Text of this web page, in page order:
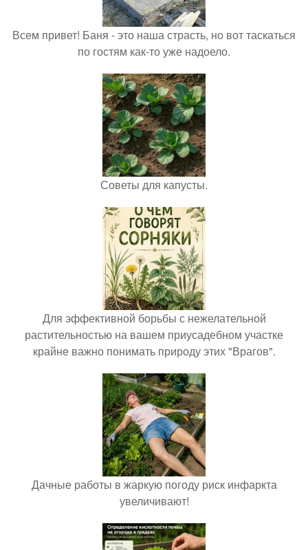
Всем привет! Баня - это наша страсть, но вот таскаться
по гостям как-то уже надоело.
Советы для капусты.
Для эффективной борьбы с нежелательной
растительностью на вашем приусадебном участке
крайне важно понимать природу этих "Врагов".
Дачные работы в жаркую погоду риск инфаркта
увеличивают!